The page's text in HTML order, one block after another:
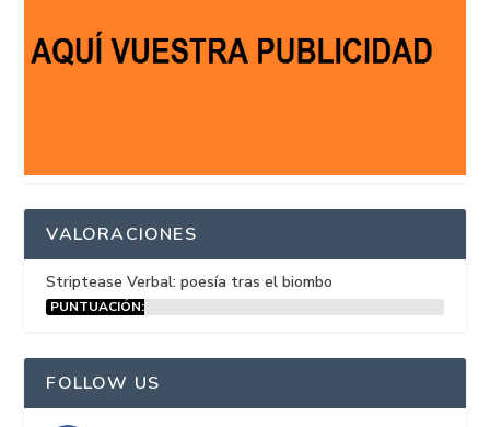
VALORACIONES
Striptease Verbal: poesía tras el biombo
PUNTUACIÓN:
FOLLOW US